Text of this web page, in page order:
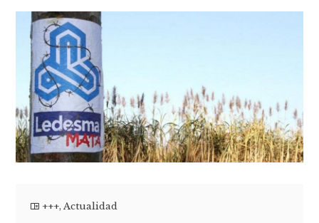
+++,Actualidad